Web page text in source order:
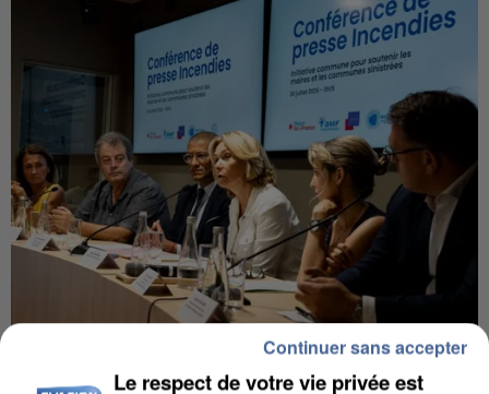
INCENDIES : L’ÎLE-DE-FRANCE LANCE UN ÉLAN
Le respect de votre vie privée est
Continuer sans accepter